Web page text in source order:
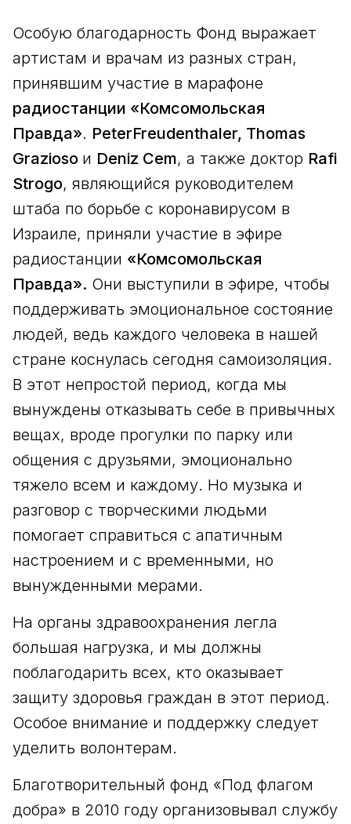
Особую благодарность Фонд выражает
артистам и врачам из разных стран,
принявшим участие в марафоне
радиостанции «Комсомольская
Правда». PeterFreudenthaler, Thomas
Grazioso и Deniz Cem, а также доктор Rafi
Strogo, являющийся руководителем
штаба по борьбе с коронавирусом в
Израиле, приняли участие в эфире
радиостанции «Комсомольская
Правда». Они выступили в эфире, чтобы
поддерживать эмоциональное состояние
людей, ведь каждого человека в нашей
стране коснулась сегодня самоизоляция.
В этот непростой период, когда мы
вынуждены отказывать себе в привычных
вещах, вроде прогулки по парку или
общения с друзьями, эмоционально
тяжело всем и каждому. Но музыка и
разговор с творческими людьми
помогает справиться с апатичным
настроением и с временными, но
вынужденными мерами.
На органы здравоохранения легла
большая нагрузка, и мы должны
поблагодарить всех, кто оказывает
защиту здоровья граждан в этот период.
Особое внимание и поддержку следует
уделить волонтерам.
Благотворительный фонд «Под флагом
добра» в 2010 году организовывал службу